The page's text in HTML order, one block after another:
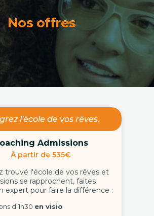
Nos offres
l'école de vos rêves.
Admissions
À partir de 535€
trouvé l'école de vos rêves et
se rapprochent, faites
expert pour faire la différence :
d'1h30 en visio